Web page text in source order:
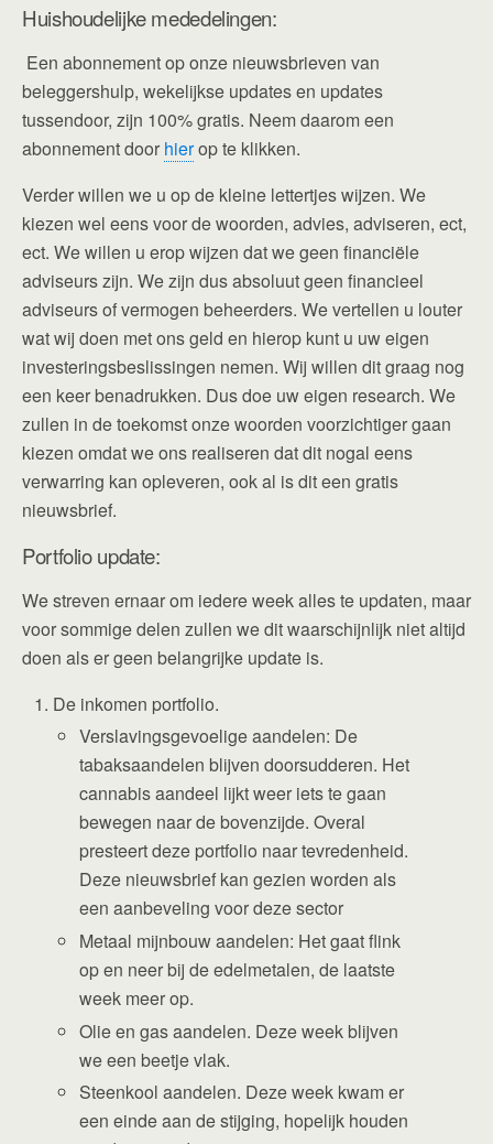
Huishoudelijke mededelingen:
Een abonnement op onze nieuwsbrieven van
beleggershulp, wekelijkse updates en updates
tussendoor, zijn 100% gratis. Neem daarom een
abonnement door hierop te klikken.
Verder willen we u op de kleine lettertjes wijzen. We
kiezen wel eens voor de woorden, advies, adviseren, ect,
ect. We willen u erop wijzen dat we geen financiële
adviseurs zijn. We zijn dus absoluut geen financieel
adviseurs of vermogen beheerders. We vertellen u louter
wat wij doen met ons geld en hierop kunt u uw eigen
investeringsbeslissingen nemen. Wij willen dit graag nog
een keer benadrukken. Dus doe uw eigen research. We
zullen in de toekomst onze woorden voorzichtiger gaan
kiezen omdat we ons realiseren dat dit nogal eens
verwarring kan opleveren, ook al is dit een gratis
nieuwsbrief.
Portfolio update:
We streven ernaar om iedere week alles te updaten, maar
voor sommige delen zullen we dit waarschijnlijk niet altijd
doen als er geen belangrijke update is.
De inkomen portfolio.
Verslavingsgevoelige aandelen: De
tabaksaandelen blijven doorsudderen. Het
cannabis aandeel lijkt weer iets te gaan
bewegen naar de bovenzijde. Overal
presteert deze portfolio naar tevredenheid.
Deze nieuwsbrief kan gezien worden als
een aanbeveling voor deze sector
Metaal mijnbouw aandelen: Het gaat flink
op en neer bij de edelmetalen, de laatste
week meer op.
Olie en gas aandelen. Deze week blijven
we een beetje vlak.
Steenkool aandelen. Deze week kwam er
een einde aan de stijging, hopelijk houden